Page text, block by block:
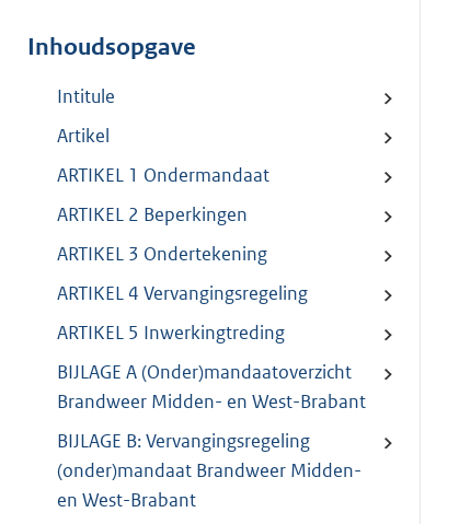
Inhoudsopgave
Intitule
Artikel
ARTIKEL 1 Ondermandaat
ARTIKEL 2 Beperkingen
ARTIKEL 3 Ondertekening
ARTIKEL 4 Vervangingsregeling
ARTIKEL 5 Inwerkingtreding
BIJLAGE A (Onder)mandaatoverzicht
Brandweer Midden- en West-Brabant
BIJLAGE B: Vervangingsregeling
(onder)mandaat Brandweer Midden-
en West-Brabant